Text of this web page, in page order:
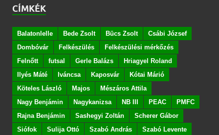
CÍMKÉK
Balatonlelle Bede Zsolt Bücs Zsolt
Csábi József
Dombóvár
Felkészülés
Felkészülési mérkőzés
Felnőtt
futsal Gerle Balázs
Hriagyel Roland
Ilyés Máté
Iváncsa Kaposvár
Kótai Márió
Köteles László
Majos
Mészáros Attila
Nagy Benjámin
Nagykanizsa NB III PEAC
PMFC
Rajna Benjámin
Sashegyi Zoltán
Scherer Gábor
Siófok
Sulija Ottó Szabó András
Szabó Levente